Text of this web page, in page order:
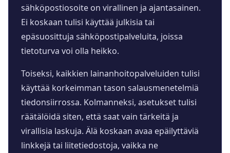
sähköpostiosoite on virallinen ja ajantasainen.
Ei koskaan tulisi käyttää julkisia tai
epäsuosittuja sähköpostipalveluita, joissa
tietoturva voi olla heikko.
Toiseksi, kaikkien lainanhoitopalveluiden tulisi
käyttää korkeimman tason salausmenetelmiä
tiedonsiirrossa. Kolmanneksi, asetukset tulisi
räätälöidä siten, että saat vain tärkeitä ja
virallisia laskuja. Älä koskaan avaa epäilyttäviä
linkkejä tai liitetiedostoja, vaikka ne